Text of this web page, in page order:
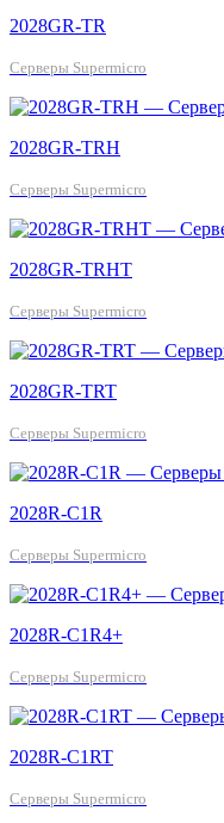
2028GR-TR
Серверы Supermicro
2028GR-TRH
Серверы Supermicro
2028GR-TRHT
Серверы Supermicro
2028GR-TRT
Серверы Supermicro
2028R-C1R
Серверы Supermicro
2028R-C1R4+
Серверы Supermicro
2028R-C1RT
Серверы Supermicro